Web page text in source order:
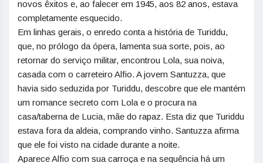
novos êxitos e, ao falecer em 1945, aos 82 anos, estava
completamente esquecido.
Em linhas gerais, o enredo conta a história de Turiddu,
que, no prólogo da ópera, lamenta sua sorte, pois, ao
retornar do serviço militar, encontrou Lola, sua noiva,
casada com o carreteiro Alfio. A jovem Santuzza, que
havia sido seduzida por Turiddu, descobre que ele mantém
um romance secreto com Lola e o procura na
casa/taberna de Lucia, mãe do rapaz. Esta diz que Turiddu
estava fora da aldeia, comprando vinho. Santuzza afirma
que ele foi visto na cidade durante a noite.
Aparece Alfio com sua carroça e na sequência há um